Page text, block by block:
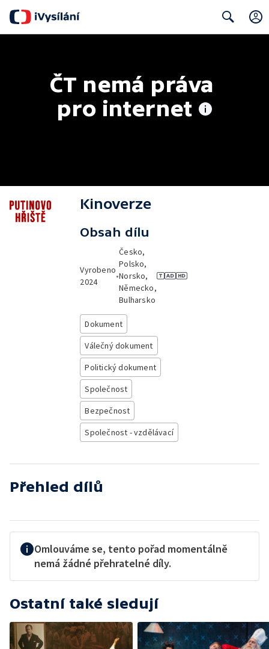
ČT nemá práva
pro internet
Kinoverze
Obsah dílu
Vyrobeno
2024
•
Česko,
Polsko,
Norsko,
Německo,
Bulharsko
Dokument
Válečný dokument
Politický dokument
Společnost
Bezpečnost
Společnost - vzdělávací
Přehled dílů
Omlouváme se, tento pořad momentálně
nemá žádné přehratelné díly.
Ostatní také sledují